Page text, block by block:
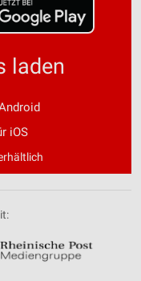
laden
iOS